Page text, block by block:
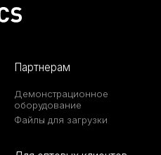
Партнерам
Демонстрационное
оборудование
Файлы для загрузки